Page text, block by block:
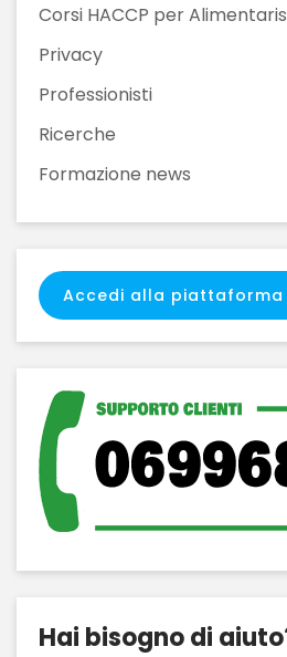
Corsi HACCP per
Privacy
Professionisti
Ricerche
Formazione news
Accedi alla piattaforma
Hai bisogno di